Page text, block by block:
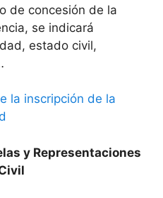
de concesión de la
se indicará
estado civil,
la inscripción de la
y Representaciones